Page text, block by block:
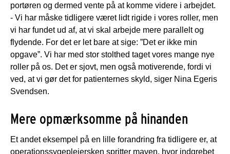
portøren og dermed vente på at komme videre i arbejdet.
- Vi har måske tidligere været lidt rigide i vores roller, men
vi har fundet ud af, at vi skal arbejde mere parallelt og
flydende. For det er let bare at sige: ”Det er ikke min
opgave”. Vi har med stor stolthed taget vores mange nye
roller på os. Det er sjovt, men også motiverende, fordi vi
ved, at vi gør det for patienternes skyld, siger Nina Egeris
Svendsen.
Mere opmærksomme på hinanden
Et andet eksempel på en lille forandring fra tidligere er, at
operationssygeplejersken spritter maven, hvor indgrebet